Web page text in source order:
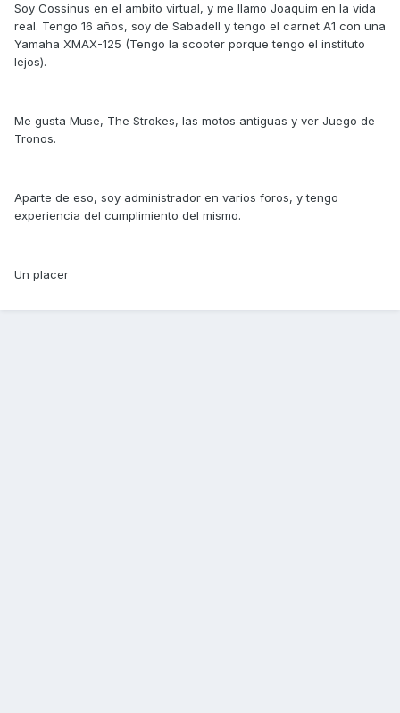
Soy Cossinus en el ambito virtual, y me llamo Joaquim en la vida
real. Tengo 16 años, soy de Sabadell y tengo el carnet A1 con una
Yamaha XMAX-125 (Tengo la scooter porque tengo el instituto
lejos).
Me gusta Muse, The Strokes, las motos antiguas y ver Juego de
Tronos.
Aparte de eso, soy administrador en varios foros, y tengo
experiencia del cumplimiento del mismo.
Un placer